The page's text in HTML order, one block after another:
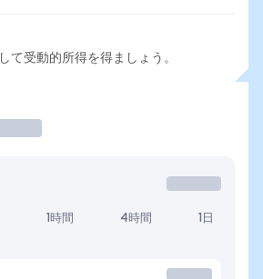
て受動的所得を得ましょう。
1時間 4時間 1日